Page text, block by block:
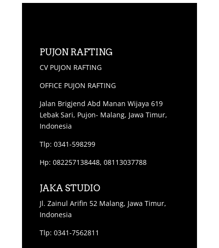
PUJON RAFTING
CV PUJON RAFTING
OFFICE PUJON RAFTING
Jalan Brigjend Abd Manan Wijaya 619
Lebak Sari, Pujon- Malang, Jawa Timur,
Indonesia
Tlp: 0341-598299
Hp: 082257138448, 08113037788
JAKA STUDIO
Jl. Zainul Arifin 52 Malang, Jawa Timur,
Indonesia
Tlp: 0341-7562811